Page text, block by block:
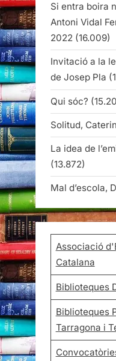
Si entra boira
Antoni Vidal
2022 (16.009)
Invitació a la
de Josep Pla
Qui sóc?
Solitud,
La idea de
(13.872)
Mal d’escola,
Associació
Catalana
Biblioteques
Biblioteques
Tarragona i